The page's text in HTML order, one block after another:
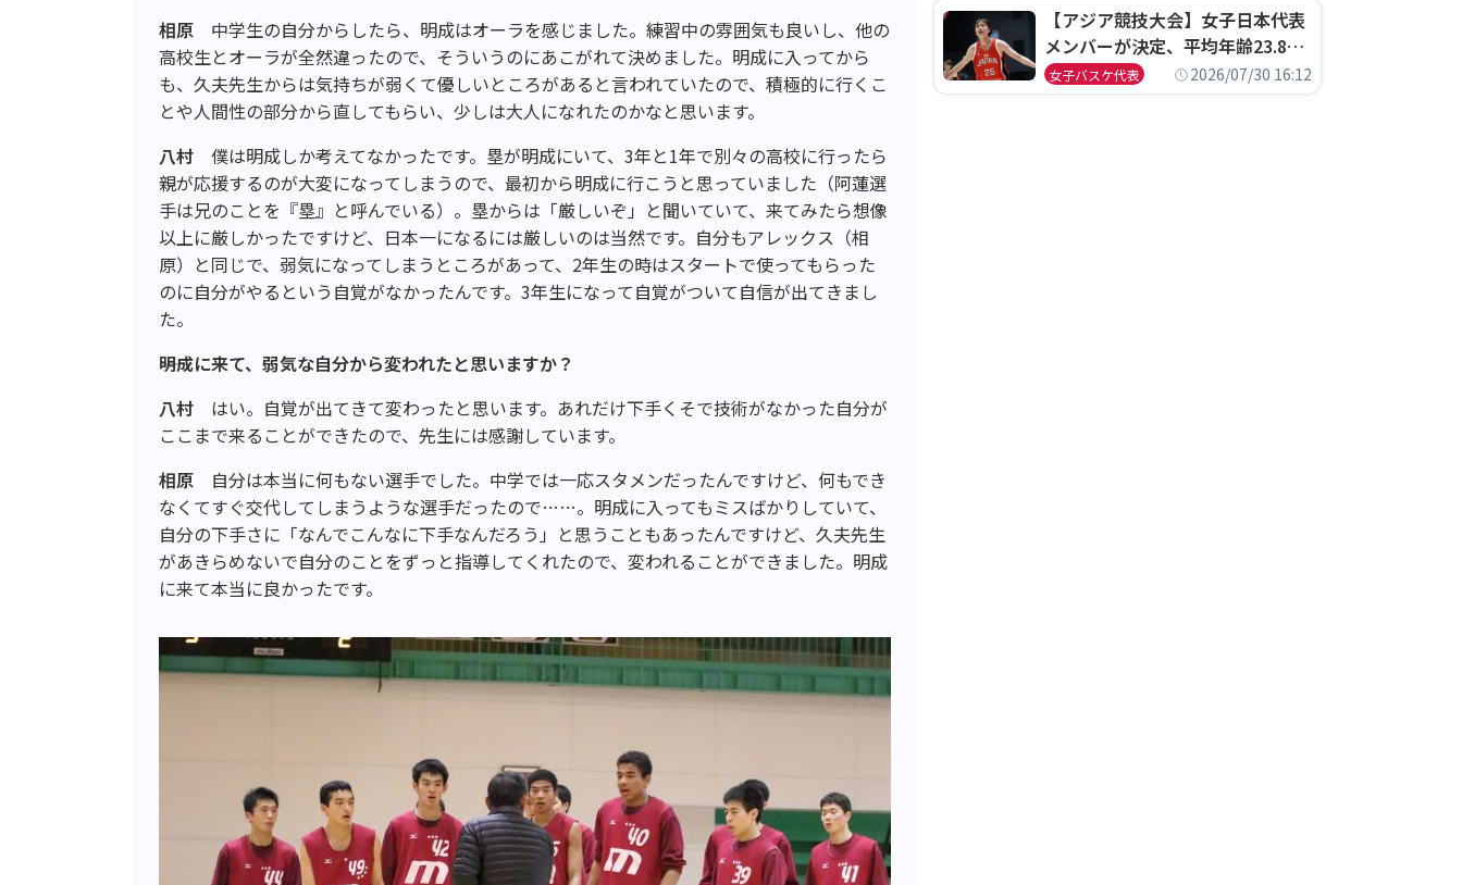
相原 中学生の自分からしたら、明成はオーラを感じました。練習中の雰囲気も良いし、他の
高校生とオーラが全然違ったので、そういうのにあこがれて決めました。明成に入ってから
も、久夫先生からは気持ちが弱くて優しいところがあると言われていたので、積極的に行くこ
とや人間性の部分から直してもらい、少しは大人になれたのかなと思います。
八村 僕は明成しか考えてなかったです。塁が明成にいて、3年と1年で別々の高校に行ったら
親が応援するのが大変になってしまうので、最初から明成に行こうと思っていました（阿蓮選
手は兄のことを『塁』と呼んでいる）。塁からは「厳しいぞ」と聞いていて、来てみたら想像
以上に厳しかったですけど、日本一になるには厳しいのは当然です。自分もアレックス（相
原）と同じで、弱気になってしまうところがあって、2年生の時はスタートで使ってもらった
のに自分がやるという自覚がなかったんです。3年生になって自覚がついて自信が出てきまし
た。
――明成に来て、弱気な自分から変われたと思いますか？
八村 はい。自覚が出てきて変わったと思います。あれだけ下手くそで技術がなかった自分が
ここまで来ることができたので、先生には感謝しています。
相原 自分は本当に何もない選手でした。中学では一応スタメンだったんですけど、何もでき
なくてすぐ交代してしまうような選手だったので……。明成に入ってもミスばかりしていて、
自分の下手さに「なんでこんなに下手なんだろう」と思うこともあったんですけど、久夫先生
があきらめないで自分のことをずっと指導してくれたので、変われることができました。明成
に来て本当に良かったです。
【アジア競技大会】女子日本代表
メンバーが決定、平均年齢23.8歳
のフレッシュなメンバーが日本開
女子バスケ代表 2026/07/30 16:12